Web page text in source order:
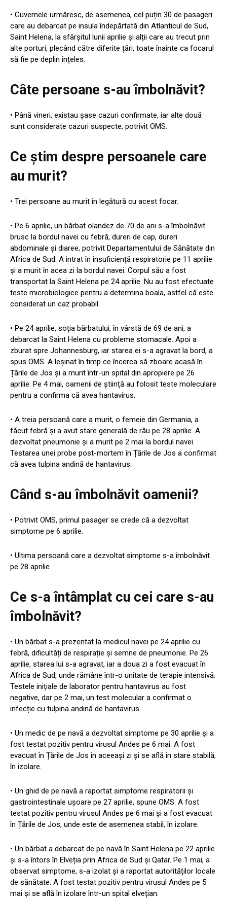
• Guvernele urmăresc, de asemenea, cel puțin 30 de pasageri
care au debarcat pe insula îndepărtată din Atlanticul de Sud,
Saint Helena, la sfârșitul lunii aprilie și alții care au trecut prin
alte porturi, plecând către diferite țări, toate înainte ca focarul
să fie pe deplin înțeles.
Câte persoane s-au îmbolnăvit?
• Până vineri, existau șase cazuri confirmate, iar alte două
sunt considerate cazuri suspecte, potrivit OMS.
Ce știm despre persoanele care
au murit?
• Trei persoane au murit în legătură cu acest focar.
• Pe 6 aprilie, un bărbat olandez de 70 de ani s-a îmbolnăvit
brusc la bordul navei cu febră, dureri de cap, dureri
abdominale și diaree, potrivit Departamentului de Sănătate din
Africa de Sud. A intrat în insuficiență respiratorie pe 11 aprilie
și a murit în acea zi la bordul navei. Corpul său a fost
transportat la Saint Helena pe 24 aprilie. Nu au fost efectuate
teste microbiologice pentru a determina boala, astfel că este
considerat un caz probabil.
• Pe 24 aprilie, soția bărbatului, în vârstă de 69 de ani, a
debarcat la Saint Helena cu probleme stomacale. Apoi a
zburat spre Johannesburg, iar starea ei s-a agravat la bord, a
spus OMS. A leșinat în timp ce încerca să zboare acasă în
Țările de Jos și a murit într-un spital din apropiere pe 26
aprilie. Pe 4 mai, oamenii de știință au folosit teste moleculare
pentru a confirma că avea hantavirus.
• A treia persoană care a murit, o femeie din Germania, a
făcut febră și a avut stare generală de rău pe 28 aprilie. A
dezvoltat pneumonie și a murit pe 2 mai la bordul navei.
Testarea unei probe post-mortem în Țările de Jos a confirmat
că avea tulpina andină de hantavirus.
Când s-au îmbolnăvit oamenii?
• Potrivit OMS, primul pasager se crede că a dezvoltat
simptome pe 6 aprilie.
• Ultima persoană care a dezvoltat simptome s-a îmbolnăvit
pe 28 aprilie.
Ce s-a întâmplat cu cei care s-au
îmbolnăvit?
• Un bărbat s-a prezentat la medicul navei pe 24 aprilie cu
febră, dificultăți de respirație și semne de pneumonie. Pe 26
aprilie, starea lui s-a agravat, iar a doua zi a fost evacuat în
Africa de Sud, unde rămâne într-o unitate de terapie intensivă.
Testele inițiale de laborator pentru hantavirus au fost
negative, dar pe 2 mai, un test molecular a confirmat o
infecție cu tulpina andină de hantavirus.
• Un medic de pe navă a dezvoltat simptome pe 30 aprilie și a
fost testat pozitiv pentru virusul Andes pe 6 mai. A fost
evacuat în Țările de Jos în aceeași zi și se află în stare stabilă,
în izolare.
• Un ghid de pe navă a raportat simptome respiratorii și
gastrointestinale ușoare pe 27 aprilie, spune OMS. A fost
testat pozitiv pentru virusul Andes pe 6 mai și a fost evacuat
în Țările de Jos, unde este de asemenea stabil, în izolare.
• Un bărbat a debarcat de pe navă în Saint Helena pe 22 aprilie
și s-a întors în Elveția prin Africa de Sud și Qatar. Pe 1 mai, a
observat simptome, s-a izolat și a raportat autorităților locale
de sănătate. A fost testat pozitiv pentru virusul Andes pe 5
mai și se află în izolare într-un spital elvețian.